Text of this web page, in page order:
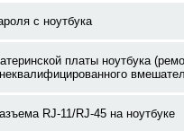
с ноутбука
платы ноутбука
RJ-11/RJ-45 на ноутбуке